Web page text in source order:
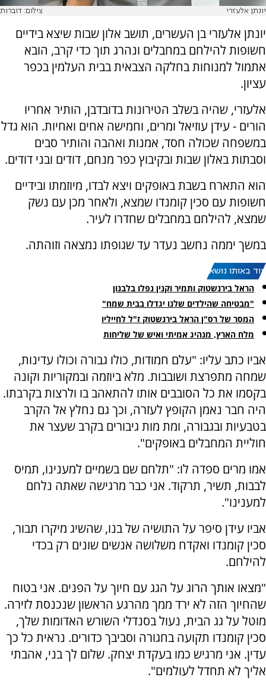
יונתן אלעזרי צילום: דוברות
יונתן אלעזרי בן העשרים, תושב אלון שבות שיצא בידיים
חשופות להילחם במחבלים ונהרג תוך כדי קרב, הובא
אתמול למנוחות בחלקה הצבאית בבית העלמין בכפר
עציון.
אלעזרי, שהיה בשלב הטירונות בדובדבן, הותיר אחריו
הורים - עידן עוזיאל ומרים, וחמישה אחים ואחיות. הוא גדל
במשפחה שכולה חסד, אמנות ואהבה והותיר סבים
וסבתות באלון שבות ובקיבוץ כפר מנחם, דודים ובני דודים.
הוא התארח בשבת באופקים ויצא לבדו, מיוזמתו ובידיים
חשופות עם סכין קומנדו שמצא, ולאחר מכן עם נשק
שמצא, להילחם במחבלים שחדרו לעיר.
במשך יממה נחשב נעדר עד שגופתו נמצאה וזוהתה.
עוד באותו נושא:
הראל בירנשטוק ותמיר וקנין נפלו בלבנון
"מבטיחה שהילדים שלנו יגדלו בבית שמח"
המסר של רס"ן הראל בירנשטוק ז"ל לחייליו
מלח הארץ, מנהיג אמיתי ואיש של שליחות
אביו כתב עליו: "עלם חמודות, כולו גבורה וכולו עדינות,
שמחה מתפרצת ושובבות. מלא ביוזמה ובמקוריות וקונה
בקסמו את כל הסובבים אותו להתאהב בו ולרצות בקרבתו.
היה חבר נאמן הקופץ לעזרה, וכך גם נחלץ אל הקרב
בטבעיות ובגבורה, ומת מות גיבורים בקרב שעצר את
חוליית המחבלים באופקים".
אמו מרים ספדה לו: "תלחם שם בשמיים למענינו, תמיס
לבבות, תשיר, תרקוד. אני כבר מרגישה שאתה נלחם
למענינו".
אביו עידן סיפר על התושיה של בנו, שהשיג מיקרו תבור,
סכין קומנדו ואקדח משלושה אנשים שונים רק בכדי
להילחם.
"מצאו אותך הרוג על הגג עם חיוך על הפנים. אני בטוח
שהחיוך הזה לא ירד ממך מהרגע הראשון שנכנסת לזירה.
מוטל על גג הבית, נעול בסנדלי השורש האדומות שלך,
סכין קומנדו תקועה בחגורה וסביבך כדורים. נראית כל כך
עדין. אני מרגיש כמו בעקדת יצחק. שלום לך בני, אהבתי
אליך לא תחדל לעולמים".